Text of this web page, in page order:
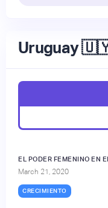
Uruguay
EL PODER FEMENINO EN
March 21, 2020
CRECIMIENTO